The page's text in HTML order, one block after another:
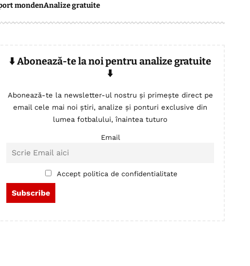
mondenAnalize gratuite
⬇️ Abonează-te la noi pentru analize gratuite
⬇️
Abonează-te la newsletter-ul nostru și primește direct pe
email cele mai noi știri, analize și ponturi exclusive din
lumea fotbalului, înaintea tuturo
Email
Accept politica de confidentialitate